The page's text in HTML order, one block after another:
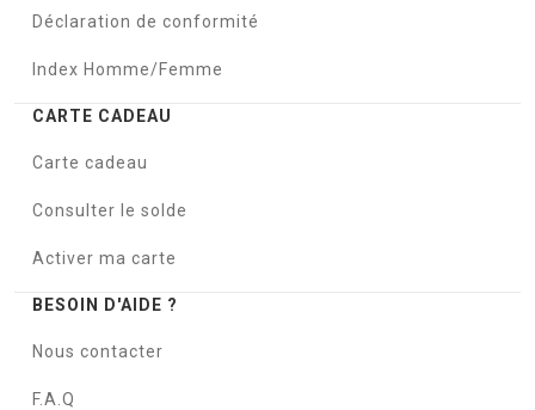
Déclaration de conformité
Index Homme/Femme
CARTE CADEAU
Carte cadeau
Consulter le solde
Activer ma carte
BESOIN D'AIDE ?
Nous contacter
F.A.Q